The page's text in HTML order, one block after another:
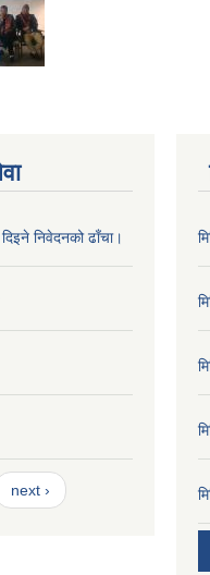
दिइने निवेदनको ढाँचा।
next ›